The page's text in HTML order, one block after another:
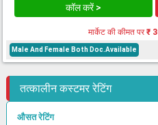
कॉल करें >
मार्केट की कीमत पर₹
Male And Female Both Doc.Available
तत्कालीन कस्टमर रेटिंग
औसत रेटिंग